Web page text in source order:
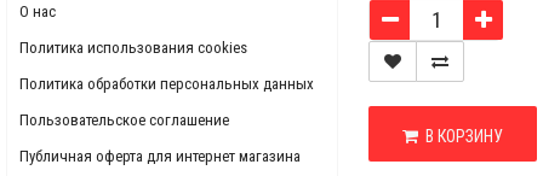
О нас
Политика использования cookies
Политика обработки персональных данных
Пользовательское соглашение
Публичная оферта для интернет магазина
В КОРЗИНУ